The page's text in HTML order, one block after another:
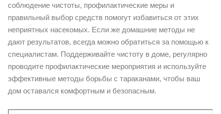
соблюдение чистоты, профилактические меры и
правильный выбор средств помогут избавиться от этих
неприятных насекомых. Если же домашние методы не
дают результатов, всегда можно обратиться за помощью к
специалистам. Поддерживайте чистоту в доме, регулярно
проводите профилактические мероприятия и используйте
эффективные методы борьбы с тараканами, чтобы ваш
дом оставался комфортным и безопасным.